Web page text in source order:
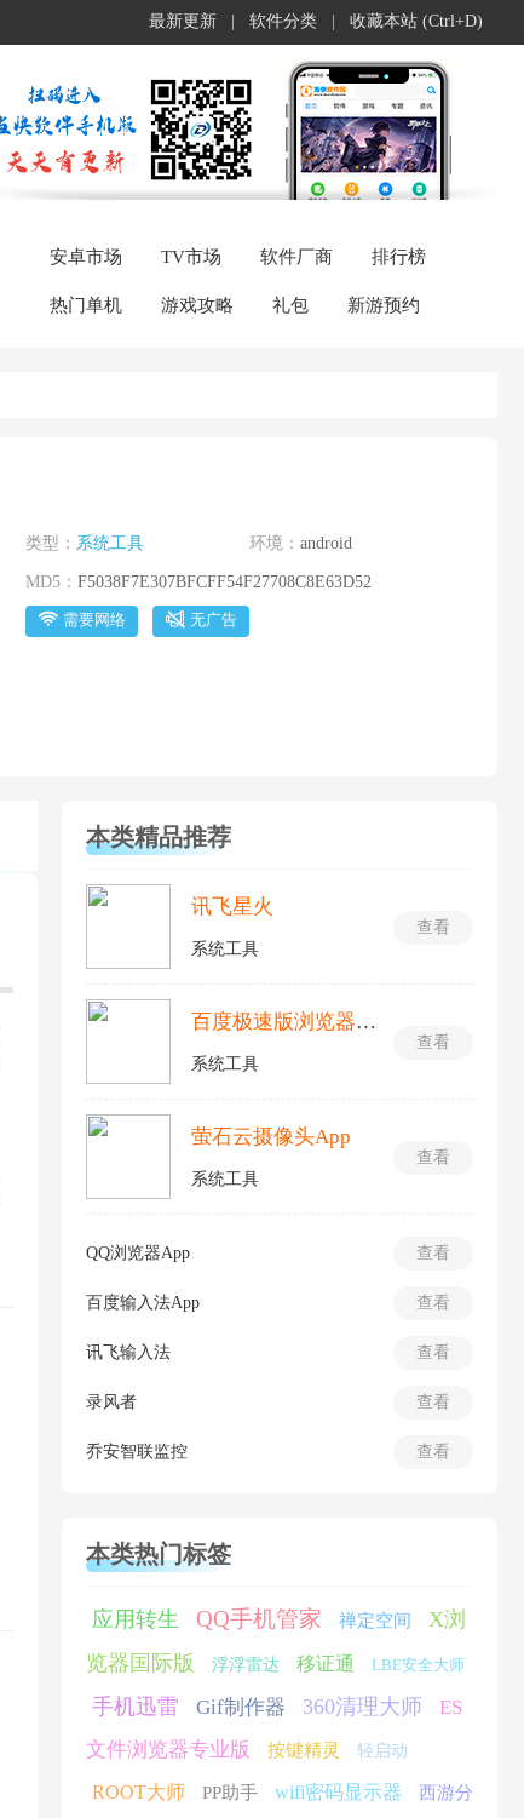
最新更新 软件分类 收藏本站 (Ctrl+D)
安卓市场 TV市场 软件厂商 排行榜
热门单机 游戏攻略 礼包 新游预约
类型： 系统工具 环境： android
MD5： F5038F7E307BFCFF54F27708C8E63D52
需要网络 无广告
本类精品推荐
查看
讯飞星火
系统工具
查看
百度极速版浏览器最新版
系统工具
查看
萤石云摄像头App
系统工具
查看
QQ浏览器App
查看
百度输入法App
查看
讯飞输入法
查看
录风者
查看
乔安智联监控
本类热门标签
应用转生 QQ手机管家 禅定空间
X浏
览器国际版
浮浮雷达 移证通 LBE安全大师
手机迅雷 Gif制作器 360清理大师
ES
文件浏览器专业版
按键精灵 轻启动
ROOT大师 PP助手 wifi密码显示器 西游分